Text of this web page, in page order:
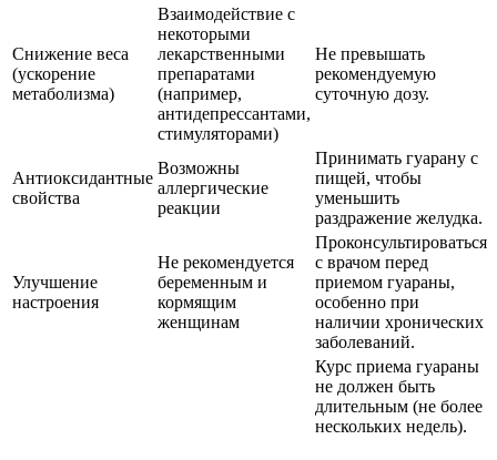
Снижение веса
(ускорение
метаболизма)
Взаимодействие с
некоторыми
лекарственными
препаратами
(например,
антидепрессантами,
стимуляторами)
Не превышать
рекомендуемую
суточную дозу.
Антиоксидантные
свойства
Возможны
аллергические
реакции
Принимать гуарану с
пищей, чтобы
уменьшить
раздражение желудка.
Улучшение
настроения
Не рекомендуется
беременным и
кормящим
женщинам
Проконсультироваться
с врачом перед
приемом гуараны,
особенно при
наличии хронических
заболеваний.
Курс приема гуараны
не должен быть
длительным (не более
нескольких недель).